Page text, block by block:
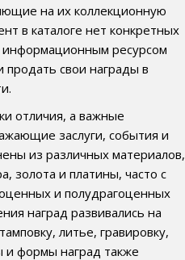
на их коллекционную
в каталоге нет конкретных
информационным ресурсом
продать свои награды в
отличия, а важные
заслуги, события и
из различных материалов,
золота и платины, часто с
и полудрагоценных
наград развивались на
литье, гравировку,
и формы наград также